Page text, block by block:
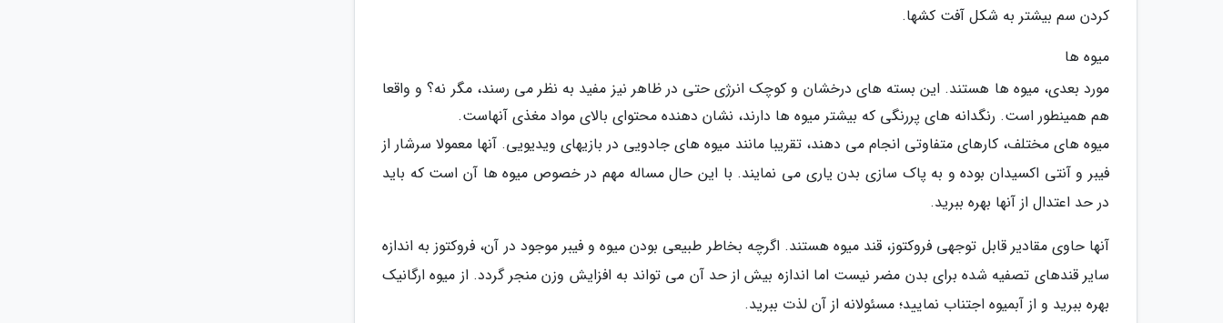
کردن سم بیشتر به شکل آفت کشها.
میوه ها
مورد بعدی، میوه ها هستند. این بسته های درخشان و کوچک انرژی حتی در ظاهر نیز مفید به نظر می رسند، مگر نه؟ و واقعا
هم همینطور است. رنگدانه های پررنگی که بیشتر میوه ها دارند، نشان دهنده محتوای بالای مواد مغذی آنهاست.
میوه های مختلف، کارهای متفاوتی انجام می دهند، تقریبا مانند میوه های جادویی در بازیهای ویدیویی. آنها معمولا سرشار از
فیبر و آنتی اکسیدان بوده و به پاک سازی بدن یاری می نمایند. با این حال مساله مهم در خصوص میوه ها آن است که باید
در حد اعتدال از آنها بهره ببرید.
آنها حاوی مقادیر قابل توجهی فروکتوز، قند میوه هستند. اگرچه بخاطر طبیعی بودن میوه و فیبر موجود در آن، فروکتوز به اندازه
سایر قندهای تصفیه شده برای بدن مضر نیست اما اندازه بیش از حد آن می تواند به افزایش وزن منجر گردد. از میوه ارگانیک
بهره ببرید و از آبمیوه اجتناب نمایید؛ مسئولانه از آن لذت ببرید.